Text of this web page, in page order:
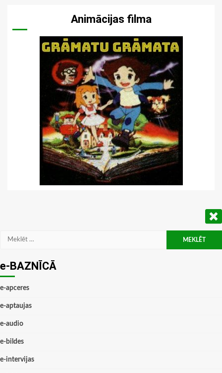
Animācijas filma
Meklēt:
e-BAZNĪCĀ
e-apceres
e-aptaujas
e-audio
e-bildes
e-intervijas